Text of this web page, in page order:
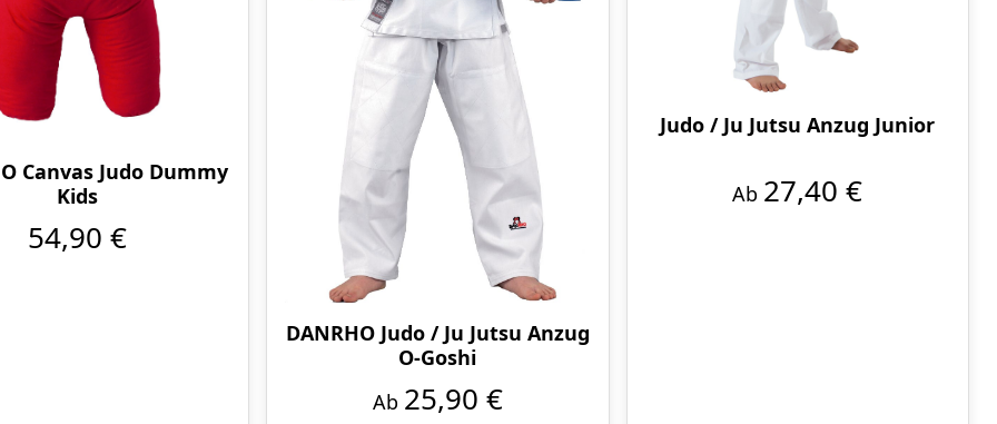
Canvas Judo Dummy
Kids
54,90 €
DANRHO Judo / Ju Jutsu Anzug
O-Goshi
Ab 25,90 €
Judo / Ju Jutsu Anzug Junior
Ab 27,40 €